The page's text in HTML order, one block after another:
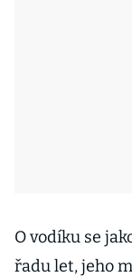
O vodíku se
řadu let, jeho